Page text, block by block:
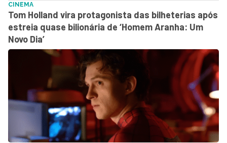
CINEMA
Tom Holland vira protagonista das bilheterias após
estreia quase bilionária de ‘Homem Aranha: Um
Novo Dia’